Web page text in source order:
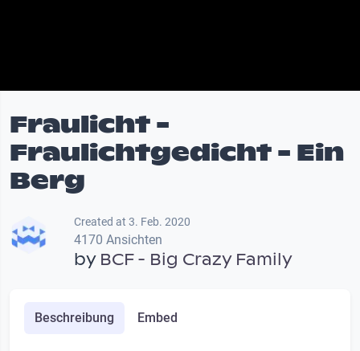
Fraulicht -
Fraulichtgedicht - Ein
Berg
Created at 3. Feb. 2020
4170 Ansichten
by BCF - Big Crazy Family
Beschreibung Embed